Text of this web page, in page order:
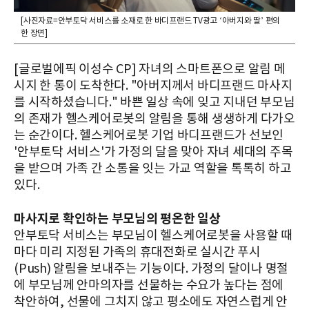
[사진자료=안부토닥 서비스를 소재로 한 바디프랜드 TV광고 ‘아버지와 딸’ 편의
한 장면]
[글로벌에픽 이성수 CP] 자녀의 스마트폰으로 알림 메
시지 한 통이 도착한다. "아버지께서 바디프랜드 마사지
를 시작하셨습니다." 바쁜 일상 속에 잊고 지내던 부모님
의 존재가 헬스케어로봇의 알림을 통해 생생하게 다가오
는 순간이다. 헬스케어로봇 기업 바디프랜드가 선보인
'안부토닥 서비스'가 가정의 달을 맞아 자녀 세대의 주목
을 받으며 가족 간 소통을 잇는 가교 역할을 톡톡히 하고
있다.
마사지로 확인하는 부모님의 평온한 일상
안부토닥 서비스는 부모님이 헬스케어로봇을 사용할 때
마다 미리 지정된 가족의 휴대전화로 실시간 푸시
(Push) 알림을 보내주는 기능이다. 가정의 달이나 명절
에 부모님께 안마의자를 선물하는 수요가 높다는 점에
착안하여, 선물에 그치지 않고 평소에도 자연스럽게 안